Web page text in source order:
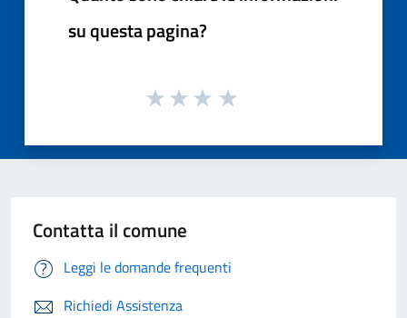
su questa pagina?
Contatta il comune
Leggi le domande frequenti
Richiedi Assistenza